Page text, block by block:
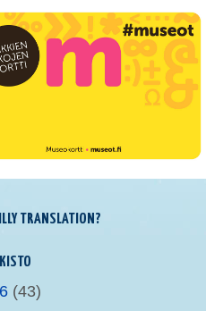
TRANSLATION?
(43)